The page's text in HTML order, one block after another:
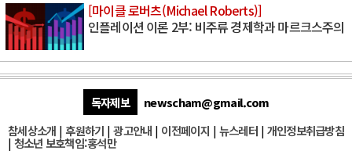
[마이클 로버츠(Michael Roberts)]
인플레이션 이론 2부: 비주류 경제학과 마르크스주의
독자제보
newscham@gmail.com
참세상소개 | 후원하기 |광고안내 | 이전페이지 | 뉴스레터| 개인정보취급방침
| 청소년 보호책임:홍석만